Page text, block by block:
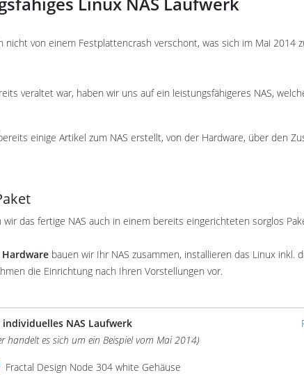
nicht von einem Festplattencrash verschont, was sich im Mai 2014
veraltet war, haben wir uns auf ein leistungsfähigeres NAS,
einige Artikel zum NAS erstellt, von der Hardware, über den
das fertige NAS auch in einem bereits eingerichteten sorglos
bauen wir Ihr NAS zusammen, installieren das Linux inkl.
die Einrichtung nach Ihren Vorstellungen vor.
individuelles NAS Laufwerk
handelt es sich um ein Beispiel vom Mai 2014)
Fractal Design Node 304 white Gehäuse